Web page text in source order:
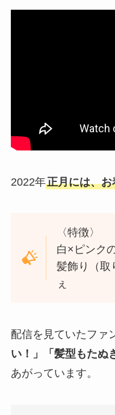
2022年正月には、
〈特徴〉
白×ピンク
髪飾り（取
ぇ
配信を見ていたファ
い！」「髪型もたぬ
あがっています。